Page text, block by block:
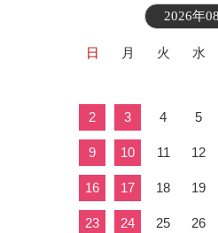
2026年
日 月 火 水
2 3 4 5
9 10 11 12
16 17 18 19
23 24 25 26